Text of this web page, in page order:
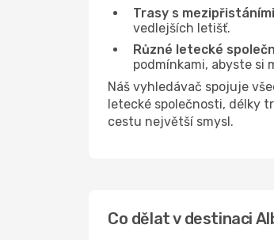
Trasy s
vedlejších letišť.
Různé letecké
podmínkami, abyste si
Náš vyhledávač spojuje
letecké společnosti, délky
cestu největší smysl.
Co dělat v destinaci